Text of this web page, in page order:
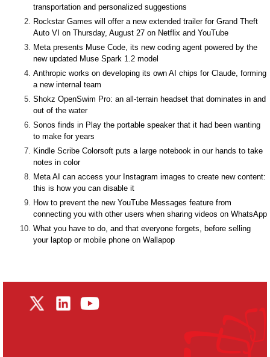
transportation and personalized suggestions
Rockstar Games will offer a new extended trailer for Grand Theft
Auto VI on Thursday, August 27 on Netflix and YouTube
Meta presents Muse Code, its new coding agent powered by the
new updated Muse Spark 1.2 model
Anthropic works on developing its own AI chips for Claude, forming
a new internal team
Shokz OpenSwim Pro: an all-terrain headset that dominates in and
out of the water
Sonos finds in Play the portable speaker that it had been wanting
to make for years
Kindle Scribe Colorsoft puts a large notebook in our hands to take
notes in color
Meta AI can access your Instagram images to create new content:
this is how you can disable it
How to prevent the new YouTube Messages feature from
connecting you with other users when sharing videos on WhatsApp
What you have to do, and that everyone forgets, before selling
your laptop or mobile phone on Wallapop